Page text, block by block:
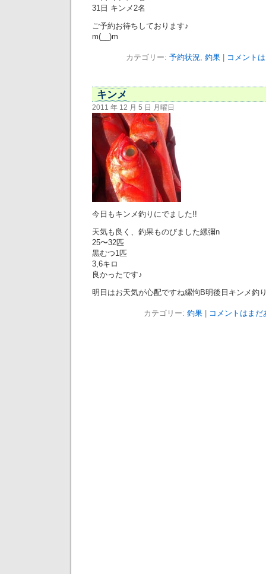
31日 キンメ2名
ご予約お待ちしております♪
m(__)m
カテゴリー: 予約状況, 釣果| コメント
キンメ
2011 年 12 月 5 日 月曜日
今日もキンメ釣りにでました!!
天気も良く、釣果ものびました縲彌n
25〜32匹
黒むつ1匹
3,6キロ
良かったです♪
明日はお天気が心配ですね縲怐B明後日キンメ釣
カテゴリー: 釣果| コメントはまだ